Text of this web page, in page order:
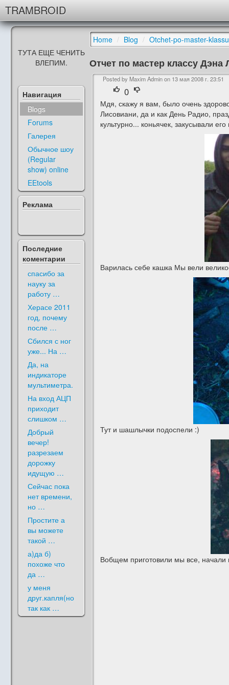
TRAMBROID
ТУТА ЕЩЕ ЧЕНИТЬ
ВЛЕПИМ.
Навигация
Blogs
Forums
Галерея
Обычное шоу
(Regular
show) online
EEtools
Реклама
Последние
коментарии
спасибо за
науку за
работу …
Херасе 2011
год, почему
после …
Сбился с ног
уже... На …
Да, на
индикаторе
мультиметра.
На вход АЦП
приходит
слишком …
Добрый
вечер!
разрезаем
дорожку
идущую …
Сейчас пока
нет времени,
но …
Простите а
вы можете
такой …
а)да б)
похоже что
да …
у меня
друг.капля(но
так как …
Home / Blog / Otchet-po-master-
Отчет по мастер классу
Posted by Maxim Admin on 13 мая 2008 г. 23:51
0
Мдя, скажу я вам, было очень
Лисовиани, да и как День Радио,
культурно... коньячек, закусывали
Варилась себе кашка Мы вели
Тут и шашлычки подоспели :)
Вобщем приготовили мы все, начали